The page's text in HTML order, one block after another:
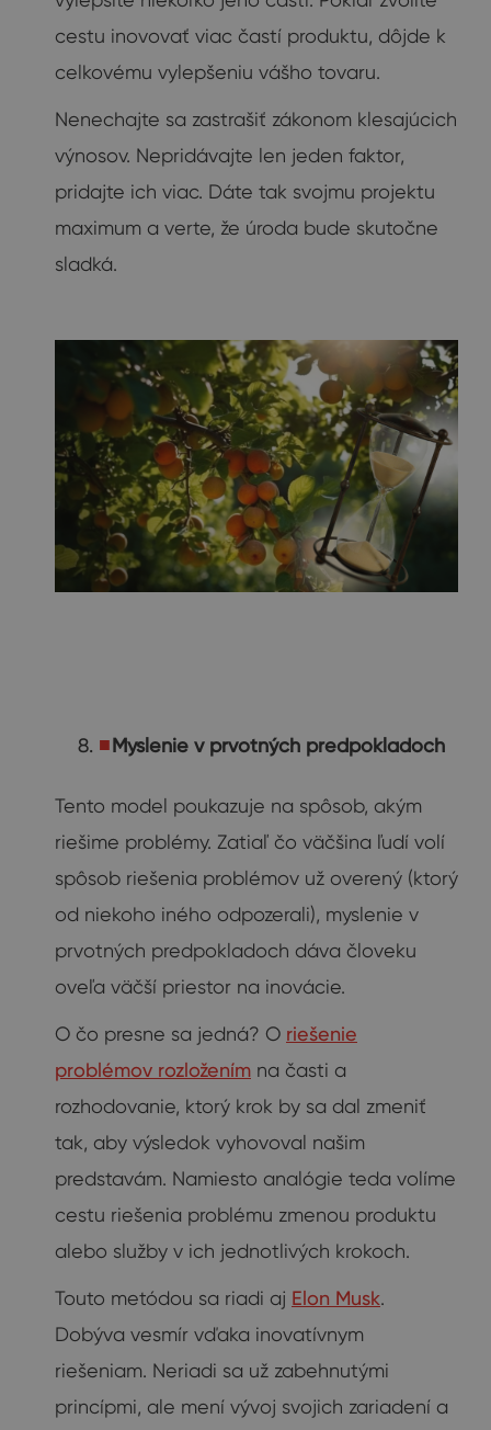
cestu inovovať viac častí produktu, dôjde k
celkovému vylepšeniu vášho tovaru.
Nenechajte sa zastrašiť zákonom klesajúcich
výnosov. Nepridávajte len jeden faktor,
pridajte ich viac. Dáte tak svojmu projektu
maximum a verte, že úroda bude skutočne
sladká.
Myslenie v prvotných predpokladoch
Tento model poukazuje na spôsob, akým
riešime problémy. Zatiaľ čo väčšina ľudí volí
spôsob riešenia problémov už overený (ktorý
od niekoho iného odpozerali), myslenie v
prvotných predpokladoch dáva človeku
oveľa väčší priestor na inovácie.
O čo presne sa jedná? O riešenie
problémov rozložením na časti a
rozhodovanie, ktorý krok by sa dal zmeniť
tak, aby výsledok vyhovoval našim
predstavám. Namiesto analógie teda volíme
cestu riešenia problému zmenou produktu
alebo služby v ich jednotlivých krokoch.
Touto metódou sa riadi aj Elon Musk.
Dobýva vesmír vďaka inovatívnym
riešeniam. Neriadi sa už zabehnutými
princípmi, ale mení vývoj svojich zariadení a